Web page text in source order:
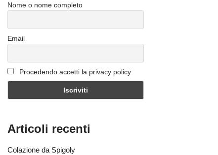
Nome o nome completo
Email
Procedendo accetti la privacy policy
Articoli recenti
Colazione da Spigoly